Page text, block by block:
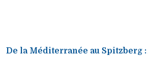
De la Méditerranée au Spitzberg